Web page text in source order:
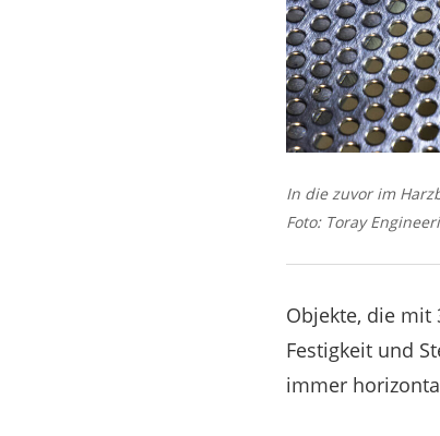
In die zuvor im
Foto: Toray
Objekte, die mit
Festigkeit und
immer